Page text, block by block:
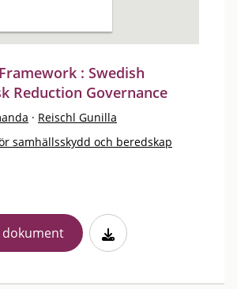
: Swedish
Reduction Governance
· Reischl Gunilla
samhällsskydd och beredskap
dokument